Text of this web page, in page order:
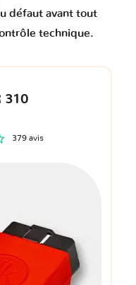
défaut avant tout
technique.
310
379 avis